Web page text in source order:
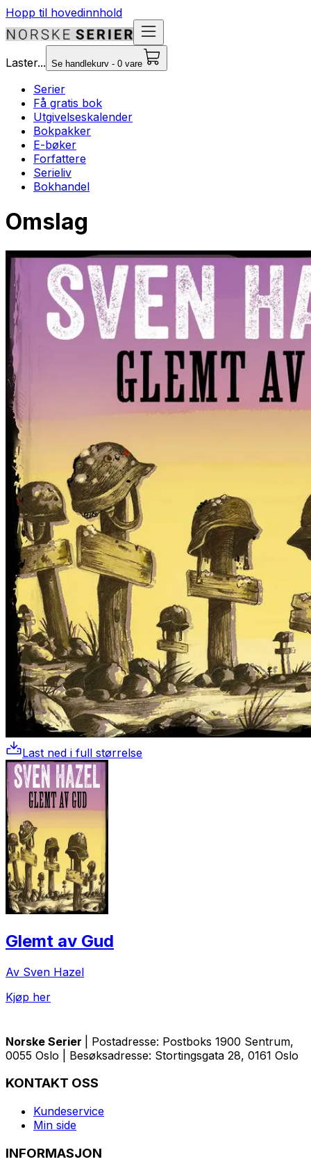
Hopp til hovedinnhold
Laster... Se handlekurv - 0 vare
Serier
Få gratis bok
Utgivelseskalender
Bokpakker
E-bøker
Forfattere
Serieliv
Bokhandel
Omslag
Last ned i full størrelse
Glemt av Gud
Av Sven Hazel
Kjøp her
Norske Serier
| Postadresse: Postboks 1900 Sentrum,
0055 Oslo | Besøksadresse: Stortingsgata 28, 0161 Oslo
KONTAKT OSS
Kundeservice
Min side
INFORMASJON